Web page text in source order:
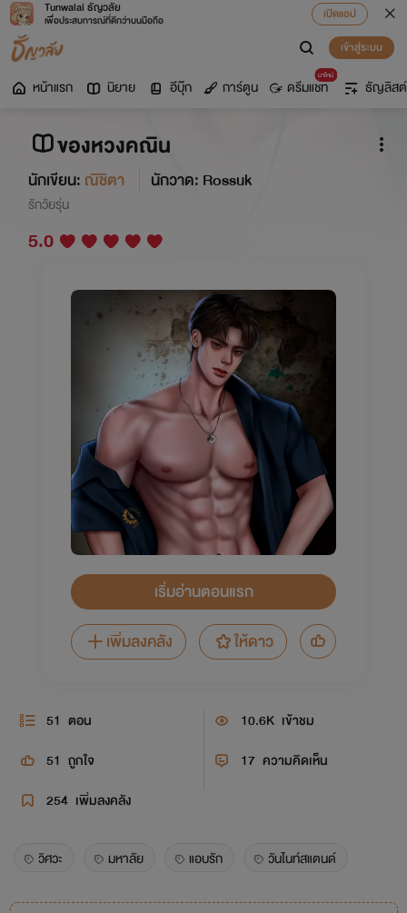
Tunwalai ธัญวลัย
เพื่อประสบการณ์ที่ดีกว่าบนมือถือ
เปิดแอป
เข้าสู่ระบบ
หน้าแรก นิยาย อีบุ๊ก การ์ตูน
มาใหม่
ดรีมแชท ธัญลิสต์
ของหวงคณิน
นักเขียน:ณิชิตา นักวาด: Rossuk
รักวัยรุ่น
5.0
เริ่มอ่านตอนแรก
เพิ่มลงคลัง
ให้ดาว
51 ตอน 10.6K เข้าชม
51 ถูกใจ 17 ความคิดเห็น
254 เพิ่มลงคลัง
วิศวะ มหาลัย แอบรัก วันไนท์สแตนด์